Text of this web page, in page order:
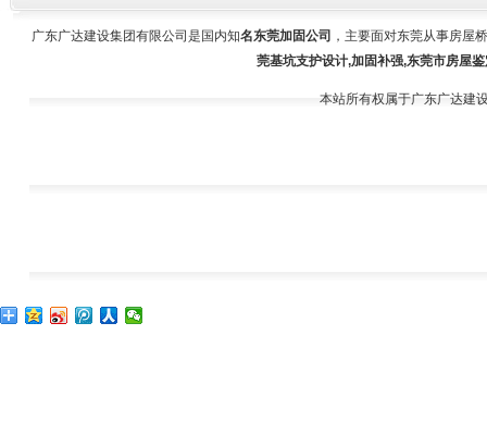
广东广达建设集团有限公司是国内知名东莞加固公司 ，主要面对东莞从事房屋
莞基坑支护设计,加固补强,东莞市房屋
本站所有权属于广东广达建